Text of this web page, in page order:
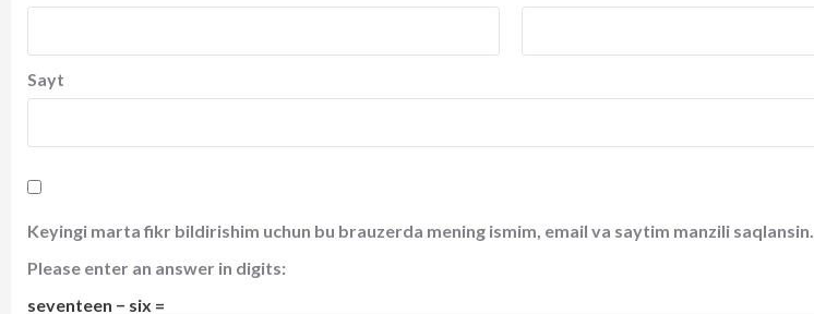
Sayt
Keyingi marta fikr bildirishim uchun bu brauzerda mening ismim, email va saytim manzili saqlansin.
Please enter an answer in digits:
seventeen − six =